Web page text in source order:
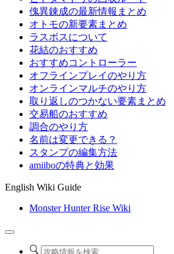
傀異錬成の最新情報まとめ
オトモの新要素まとめ
ラスボスについて
花結のおすすめ
おすすめコントローラー
オフラインプレイのやり方
オンラインマルチのやり方
取り返しのつかない要素まとめ
交易船のおすすめ
調合のやり方
名前は変更できる？
スタンプの編集方法
amiiboの特典と効果
English Wiki Guide
Monster Hunter Rise Wiki